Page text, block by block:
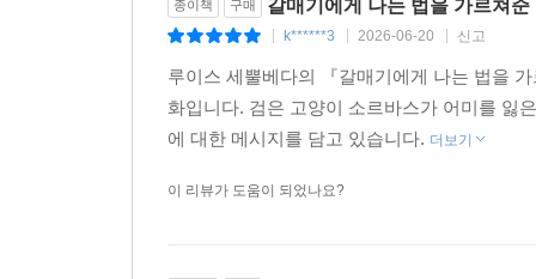
종이책 구매 갈매기에게 나는 법을 가르쳐
| k******3 | 2026-06-20 신고
루이스 세뿔베다의 『갈매기에게 나는 법을
화입니다. 검은 고양이 소르바스가 어미를 잃